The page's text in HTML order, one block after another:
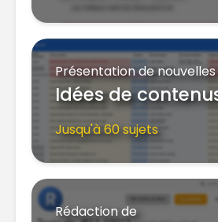
Présentation de nouvelles
Idées de
Jusqu'à 60 sujets
Rédaction de